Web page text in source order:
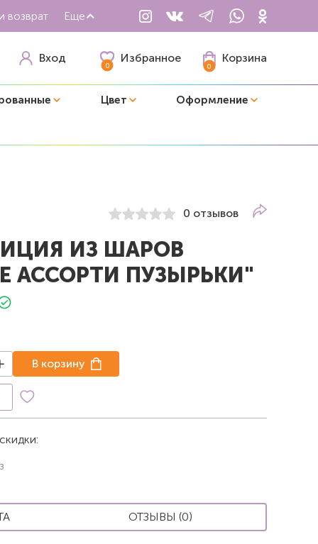
возврат Еще
Вход
0
Избранное
0
Корзина
Цвет Оформление
0 отзывов
ИЗ ШАРОВ
АССОРТИ ПУЗЫРЬКИ"
В корзину
ОТЗЫВЫ (0)